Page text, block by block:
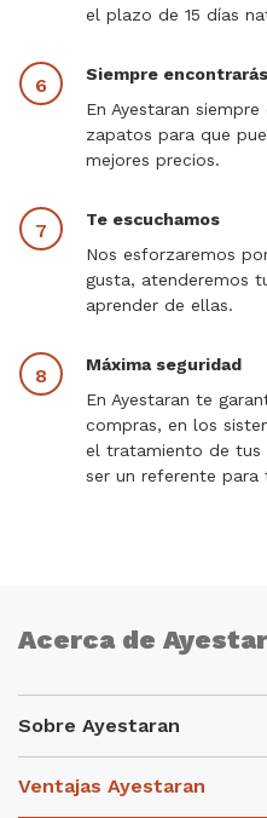
Acerca de
Sobre Ayestaran
Ventajas Ayestaran
el plazo de 15 días
Siempre
En Ayestaran
zapatos para que
mejores precios.
Te escuchamos
Nos esforzaremos
gusta, atenderemos
aprender de ellas.
Máxima seguridad
En Ayestaran te
compras, en los
el tratamiento de tus
ser un referente